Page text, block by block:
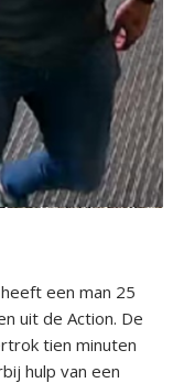
een man 25
uit de Action. De
tien minuten
hulp van een